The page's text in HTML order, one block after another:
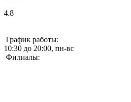
4.8
График работы:
10:30 до 20:00, пн-вс
Филиалы: